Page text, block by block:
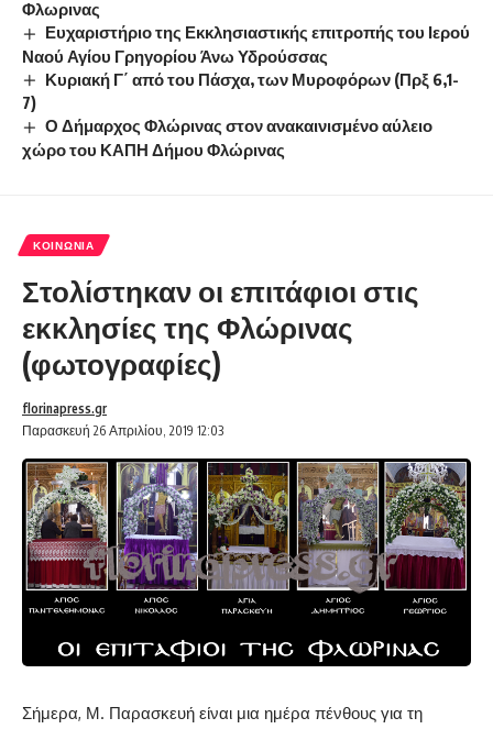
Φλωρινας
Ευχαριστήριο της Εκκλησιαστικής επιτροπής του Ιερού
Ναού Αγίου Γρηγορίου Άνω Υδρούσσας
Κυριακή Γ΄ από του Πάσχα, των Μυροφόρων (Πρξ 6,1-
7)
Ο Δήμαρχος Φλώρινας στον ανακαινισμένο αύλειο
χώρο του ΚΑΠΗ Δήμου Φλώρινας
ΚΟΙΝΩΝΊΑ
Στολίστηκαν οι επιτάφιοι στις
εκκλησίες της Φλώρινας
(φωτογραφίες)
Παρασκευή 26 Απριλίου, 2019 12:03
florinapress.gr
Σήμερα, Μ. Παρασκευή είναι μια ημέρα πένθους για τη